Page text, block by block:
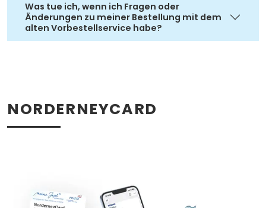
Was tue ich, wenn ich Fragen oder
Änderungen zu meiner Bestellung mit dem
alten Vorbestellservice habe?
NORDERNEYCARD